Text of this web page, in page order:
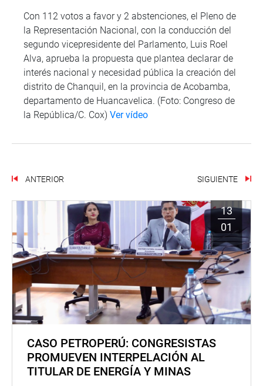
Con 112 votos a favor y 2 abstenciones, el Pleno de
la Representación Nacional, con la conducción del
segundo vicepresidente del Parlamento, Luis Roel
Alva, aprueba la propuesta que plantea declarar de
interés nacional y necesidad pública la creación del
distrito de Chanquil, en la provincia de Acobamba,
departamento de Huancavelica. (Foto: Congreso de
la República/C. Cox) Ver vídeo
ANTERIOR SIGUIENTE
13
01
CASO PETROPERÚ: CONGRESISTAS
PROMUEVEN INTERPELACIÓN AL
TITULAR DE ENERGÍA Y MINAS